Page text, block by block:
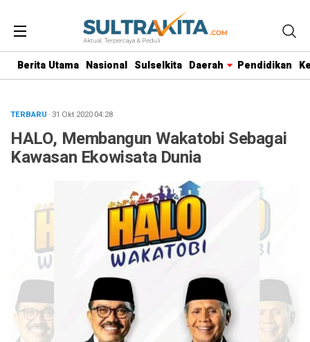
Berita Utama Nasional Sulselkita Daerah Pendidikan
TERBARU · 31 Okt 202004:28
HALO, Membangun Wakatobi Sebagai
Kawasan Ekowisata Dunia